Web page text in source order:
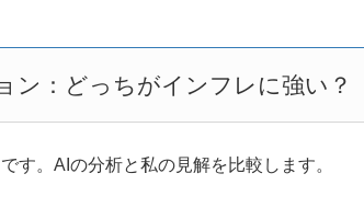
ン：どっちがインフレに強い？
す。AIの分析と私の見解を比較します。